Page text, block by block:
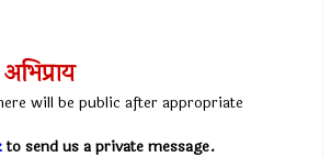
will be public after appropriate
to send us a private message.